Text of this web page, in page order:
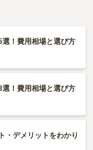
選！費用相場と選び方
選！費用相場と選び方
・デメリットをわかり